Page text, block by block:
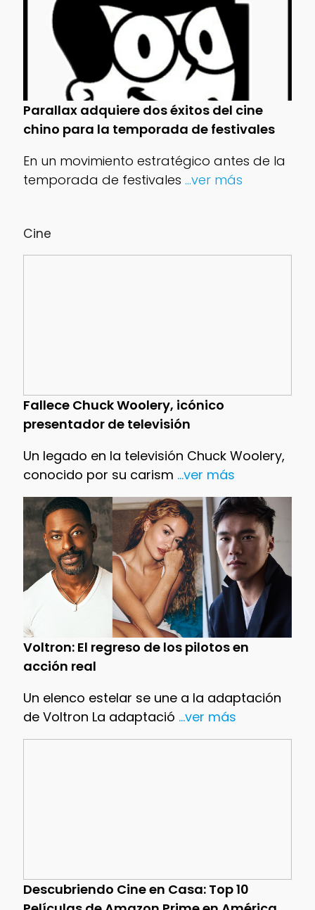
Cine
Fallece Chuck Woolery, icónico
presentador de televisión
Un legado en la televisión Chuck Woolery,
conocido por su carism ...ver más
Voltron: El regreso de los pilotos en
acción real
Un elenco estelar se une a la adaptación
de Voltron La adaptació ...ver más
Descubriendo Cine en Casa: Top 10
Parallax adquiere dos éxitos del cine
chino para la temporada de festivales
En un movimiento estratégico antes de la
temporada de festivales ...ver más